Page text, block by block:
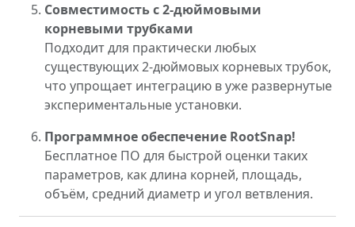
Совместимость с 2-дюймовыми
корневыми трубками
Подходит для практически любых
существующих 2-дюймовых корневых трубок,
что упрощает интеграцию в уже развернутые
экспериментальные установки.
Программное обеспечение RootSnap!
Бесплатное ПО для быстрой оценки таких
параметров, как длина корней, площадь,
объём, средний диаметр и угол ветвления.